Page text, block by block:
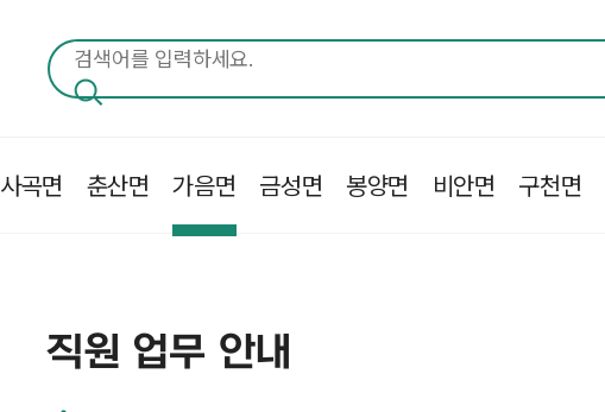
사곡면 춘산면 가음면 금성면 봉양면 비안면 구천면
직원 업무 안내